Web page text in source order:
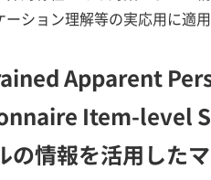
ション理解等の実応用に適
Apparent
Item-level
の情報を活用した